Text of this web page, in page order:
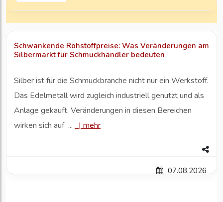
Schwankende Rohstoffpreise: Was Veränderungen am
Silbermarkt für Schmuckhändler bedeuten
Silber ist für die Schmuckbranche nicht nur ein Werkstoff.
Das Edelmetall wird zugleich industriell genutzt und als
Anlage gekauft. Veränderungen in diesen Bereichen
wirken sich auf ...
| mehr
07.08.2026